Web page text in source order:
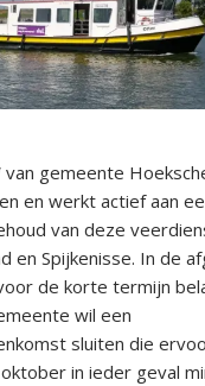
gemeente
en werkt actief aan
van deze
en Spijkenisse. In de
de korte termijn
wil een
sluiten die
in ieder geval